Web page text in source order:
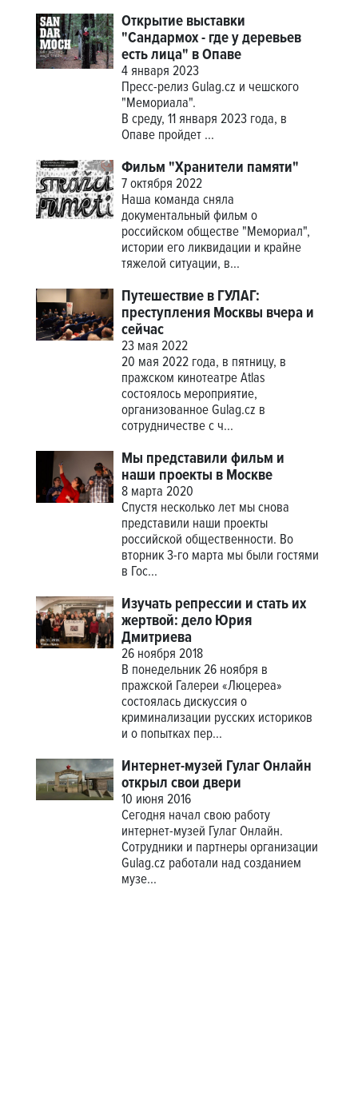
Открытие выставки
"Сандармох - где у деревьев
есть лица" в Опаве
4 января 2023
Пресс-релиз Gulag.cz и чешского
"Мемориала".
В среду, 11 января 2023 года, в
Опаве пройдет ...
Фильм "Хранители памяти"
7 октября 2022
Наша команда сняла
документальный фильм о
российском обществе "Мемориал",
истории его ликвидации и крайне
тяжелой ситуации, в...
Путешествие в ГУЛАГ:
преступления Москвы вчера и
сейчас
23 мая 2022
20 мая 2022 года, в пятницу, в
пражском кинотеатре Atlas
состоялось мероприятие,
организованное Gulag.cz в
сотрудничестве с ч...
Мы представили фильм и
наши проекты в Москве
8 марта 2020
Спустя несколько лет мы снова
представили наши проекты
российской общественности. Во
вторник 3-го марта мы были гостями
в Гос...
Изучать репрессии и стать их
жертвой: дело Юрия
Дмитриева
26 ноября 2018
В понедельник 26 ноября в
пражской Галереи «Люцереа»
состоялась дискуссия о
криминализации русских историков
и о попытках пер...
Интернет-музей Гулаг Онлайн
открыл свои двери
10 июня 2016
Сегодня начал свою работу
интернет-музей Гулаг Онлайн.
Сотрудники и партнеры организации
Gulag.cz работали над созданием
музе...